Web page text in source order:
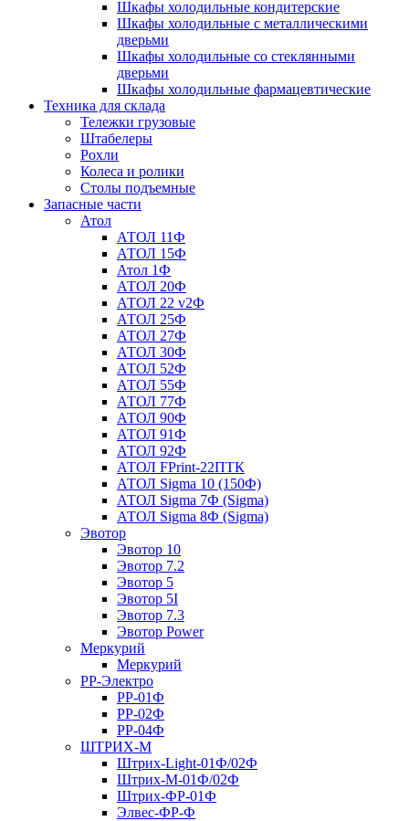
Шкафы холодильные кондитерские
Шкафы холодильные с металлическими
дверьми
Шкафы холодильные со стеклянными
дверьми
Шкафы холодильные фармацевтические
Техника для склада
Тележки грузовые
Штабелеры
Рохли
Колеса и ролики
Столы подъемные
Запасные части
Атол
АТОЛ 11Ф
АТОЛ 15Ф
Атол 1Ф
АТОЛ 20Ф
АТОЛ 22 v2Ф
АТОЛ 25Ф
АТОЛ 27Ф
АТОЛ 30Ф
АТОЛ 52Ф
АТОЛ 55Ф
АТОЛ 77Ф
АТОЛ 90Ф
АТОЛ 91Ф
АТОЛ 92Ф
АТОЛ FPrint-22ПТК
АТОЛ Sigma 10 (150Ф)
АТОЛ Sigma 7Ф (Sigma)
АТОЛ Sigma 8Ф (Sigma)
Эвотор
Эвотор 10
Эвотор 7.2
Эвотор 5
Эвотор 5I
Эвотор 7.3
Эвотор Power
Меркурий
Меркурий
РР-Электро
РР-01Ф
РР-02Ф
РР-04Ф
ШТРИХ-М
Штрих-Light-01Ф/02Ф
Штрих-М-01Ф/02Ф
Штрих-ФР-01Ф
Элвес-ФР-Ф